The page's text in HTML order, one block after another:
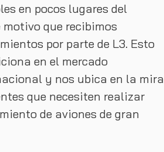
en pocos lugares del
motivo que recibimos
por parte de L3. Esto
en el mercado
y nos ubica en la mira
que necesiten realizar
de aviones de gran